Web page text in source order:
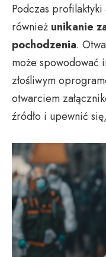
Podczas
również unikanie
pochodzenia.
może spowodować
złośliwym
otwarciem
źródło i upewnić